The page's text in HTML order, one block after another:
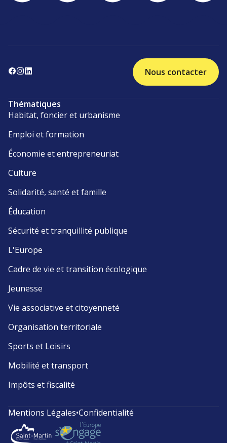
Nous contacter
Thématiques
Habitat, foncier et urbanisme
Emploi et formation
Économie et entrepreneuriat
Culture
Solidarité, santé et famille
Éducation
Sécurité et tranquillité publique
L'Europe
Cadre de vie et transition écologique
Jeunesse
Vie associative et citoyenneté
Organisation territoriale
Sports et Loisirs
Mobilité et transport
Impôts et fiscalité
Mentions Légales•Confidentialité